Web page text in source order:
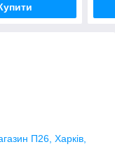
П26, Харків,